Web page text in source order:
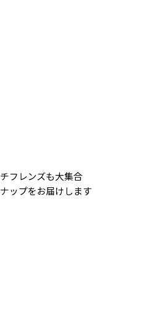
フレンズも大集合
ップをお届けします